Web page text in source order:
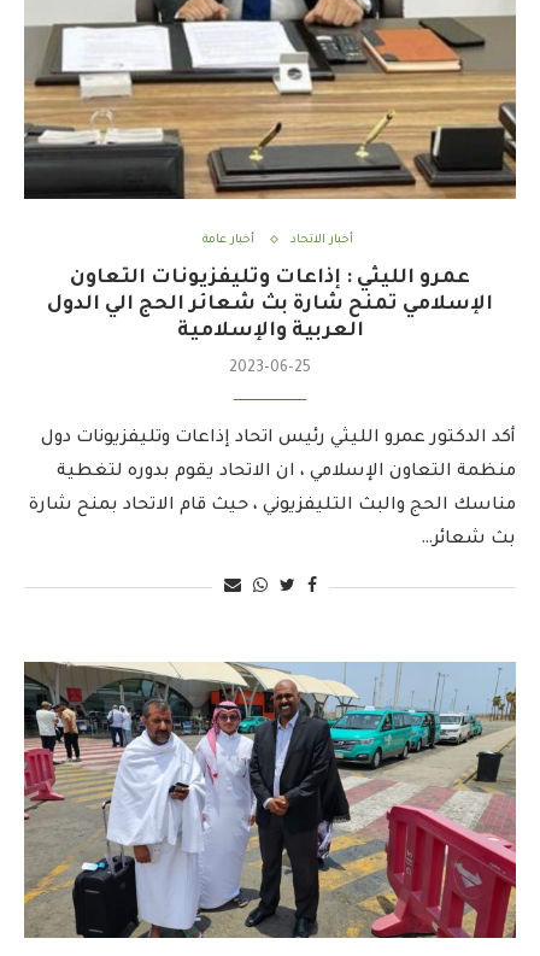
أخبار الاتحاد أخبار عامة
عمرو الليثي : إذاعات وتليفزيونات التعاون
الإسلامي تمنح شارة بث شعائر الحج الي الدول
العربية والإسلامية
2023-06-25
أكد الدكتور عمرو الليثي رئيس اتحاد إذاعات وتليفزيونات دول
منظمة التعاون الإسلامي ، ان الاتحاد يقوم بدوره لتغطية
مناسك الحج والبث التليفزيوني ، حيث قام الاتحاد بمنح شارة
بث شعائر…